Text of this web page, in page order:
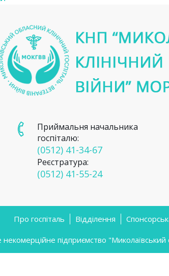
Приймальня начальника
госпіталю:
(0512) 41-34-67
Реєстратура:
(0512) 41-55-24
Про госпіталь Відділення
підприємство "Миколаївський